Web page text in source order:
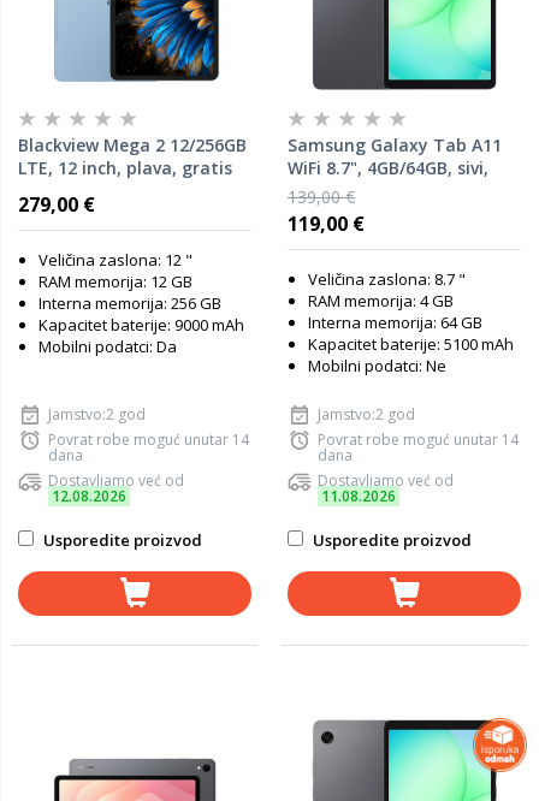
Blackview Mega 2 12/256GB
LTE, 12 inch, plava, gratis
olovka, tipkovnica, bežični
miš, punjač, slušalice
279,00 €
Veličina zaslona: 12 "
RAM memorija: 12 GB
Interna memorija: 256 GB
Kapacitet baterije: 9000 mAh
Mobilni podatci: Da
Jamstvo:2 god
Povrat robe moguć unutar 14
dana
Dostavljamo već od
12.08.2026
Usporedite proizvod
Samsung Galaxy Tab A11
WiFi 8.7", 4GB/64GB, sivi,
tablet
139,00 €
119,00 €
Veličina zaslona: 8.7 "
RAM memorija: 4 GB
Interna memorija: 64 GB
Kapacitet baterije: 5100 mAh
Mobilni podatci: Ne
Jamstvo:2 god
Povrat robe moguć unutar 14
dana
Dostavljamo već od
11.08.2026
Usporedite proizvod